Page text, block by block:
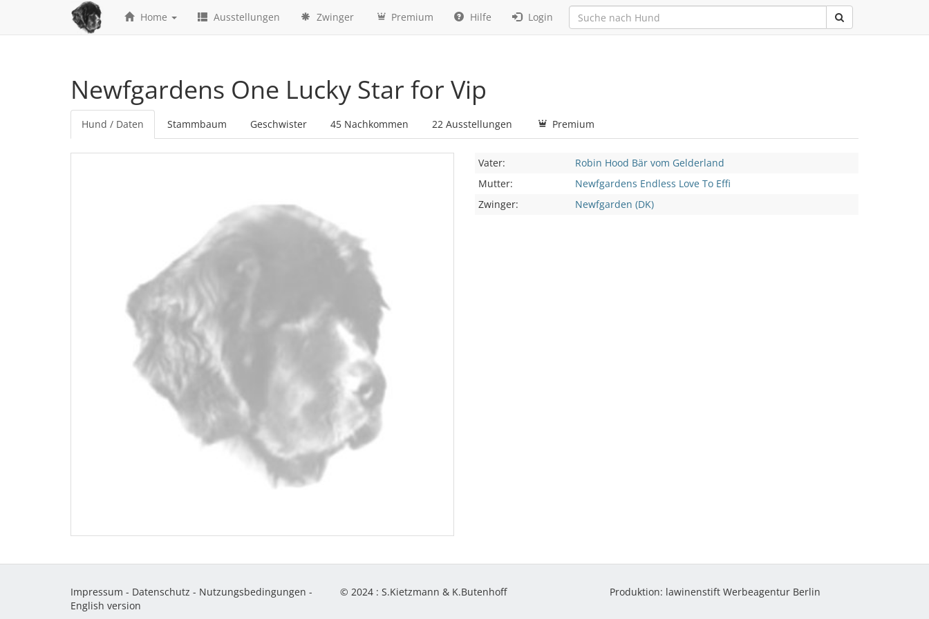
Home Ausstellungen Zwinger Premium Hilfe Login
Newfgardens One Lucky Star for Vip
Hund / Daten Stammbaum Geschwister 45 Nachkommen 22 Ausstellungen Premium
Vater:
Robin Hood Bär vom Gelderland
Mutter:
Newfgardens Endless Love To Effi
Zwinger:
Newfgarden (DK)
Impressum - Datenschutz - Nutzungsbedingungen -
English version
© 2024 : S.Kietzmann & K.Butenhoff Produktion: lawinenstift Werbeagentur Berlin